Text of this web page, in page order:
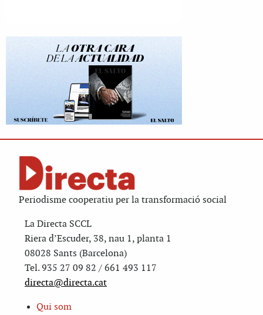
Periodisme cooperatiu per la transformació social
La Directa SCCL
Riera d’Escuder, 38, nau 1, planta 1
08028 Sants (Barcelona)
Tel. 935 27 09 82 / 661 493 117
directa@directa.cat
Qui som